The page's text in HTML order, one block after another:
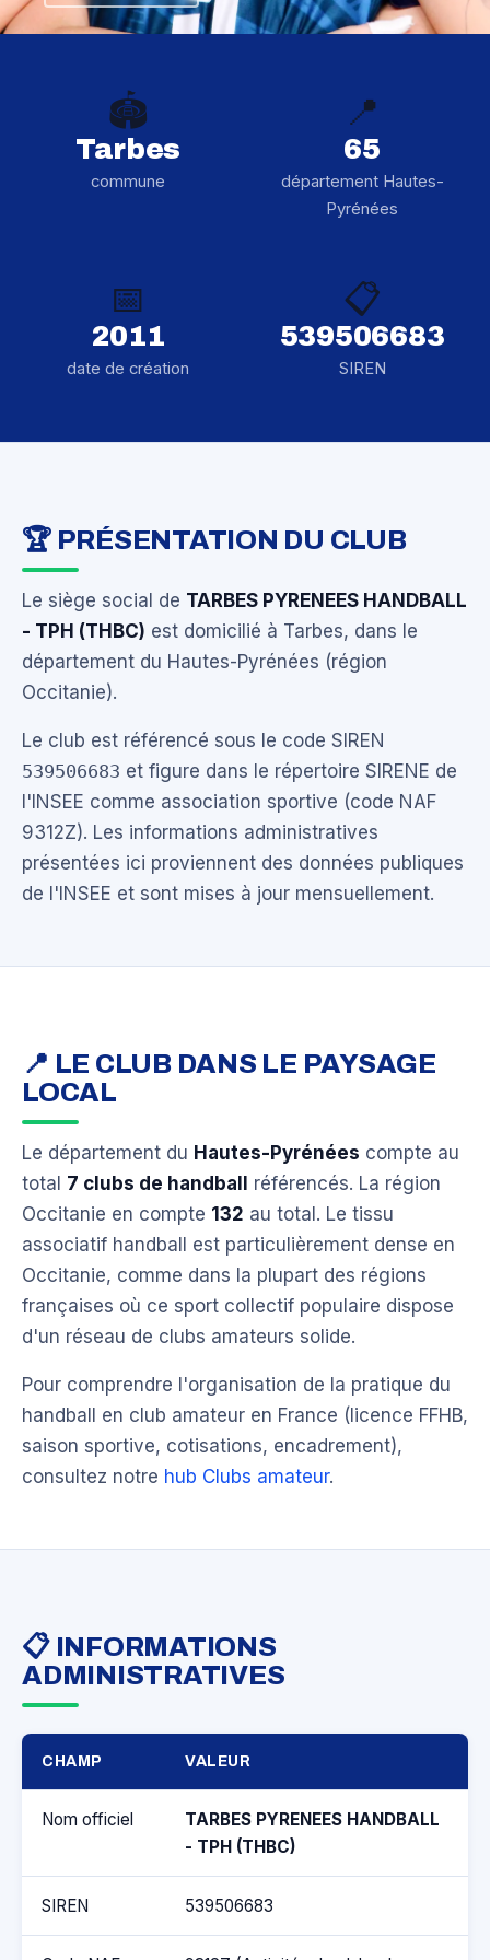
🏟️
Tarbes
commune
📍
65
département Hautes-
Pyrénées
📅
2011
date de création
📋
539506683
SIREN
🏆 PRÉSENTATION DU CLUB
Le siège social de TARBES PYRENEES HANDBALL
- TPH (THBC) est domicilié à Tarbes, dans le
département du Hautes-Pyrénées (région
Occitanie).
Le club est référencé sous le code SIREN
539506683 et figure dans le répertoire SIRENE de
l'INSEE comme association sportive (code NAF
9312Z). Les informations administratives
présentées ici proviennent des données publiques
de l'INSEE et sont mises à jour mensuellement.
📍 LE CLUB DANS LE PAYSAGE
LOCAL
Le département du Hautes-Pyrénées compte au
total 7 clubs de handball
référencés. La région
Occitanie en compte 132 au total. Le tissu
associatif handball est particulièrement dense en
Occitanie, comme dans la plupart des régions
françaises où ce sport collectif populaire dispose
d'un réseau de clubs amateurs solide.
Pour comprendre l'organisation de la pratique du
handball en club amateur en France (licence FFHB,
saison sportive, cotisations, encadrement),
consultez notre hub Clubs amateur.
📋 INFORMATIONS
ADMINISTRATIVES
CHAMP VALEUR
Nom officiel
TARBES PYRENEES HANDBALL
- TPH (THBC)
SIREN 539506683